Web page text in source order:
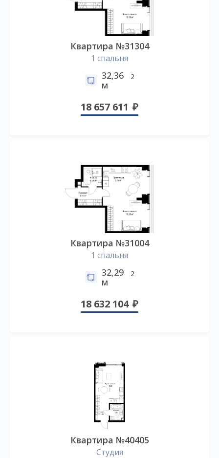
Квартира №31304
1 спальня
32,36
м
2
18 657 611
Квартира №31004
1 спальня
32,29
м
2
18 632 104
Квартира №40405
Студия